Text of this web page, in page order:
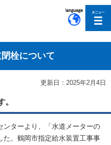
閉栓について
更新日：2025年2月4日
ターより、「水道メーターの
。鶴岡市指定給水装置工事事